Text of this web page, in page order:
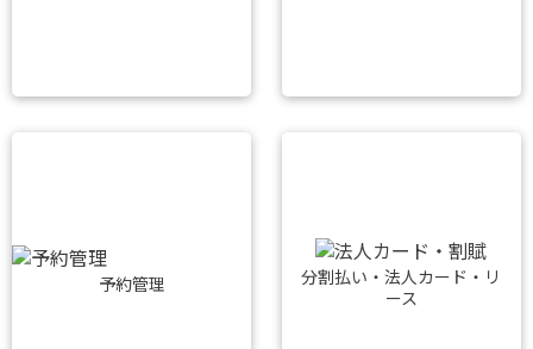
予約管理
分割払い・法人カード・リ
ース